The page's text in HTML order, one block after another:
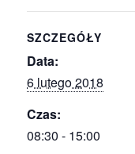
SZCZEGÓŁY
Data:
6 lutego 2018
Czas:
08:30 - 15:00